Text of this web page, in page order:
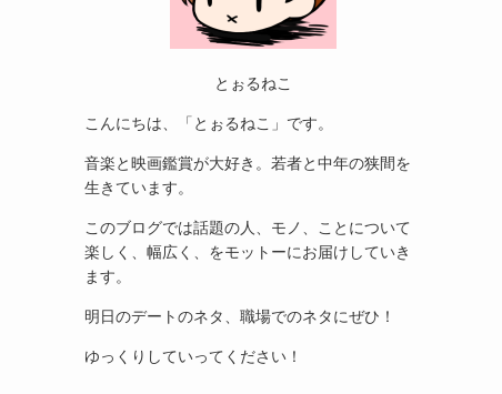
とぉるねこ
こんにちは、「とぉるねこ」です。
音楽と映画鑑賞が大好き。若者と中年の狭間を
生きています。
このブログでは話題の人、モノ、ことについて
楽しく、幅広く、をモットーにお届けしていき
ます。
明日のデートのネタ、職場でのネタにぜひ！
ゆっくりしていってください！